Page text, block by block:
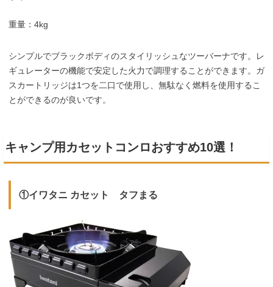
重量：4kg
シンプルでブラックボディのスタイリッシュなツーバーナです。レ
ギュレーターの機能で安定した火力で調理することができます。ガ
スカートリッジは1つを二口で使用し、無駄なく燃料を使用するこ
とができるのが良いです。
キャンプ用カセットコンロおすすめ10選！
①イワタニ カセット タフまる